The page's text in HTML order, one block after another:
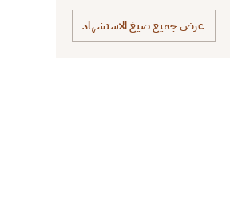
عرض جميع صيغ الاستشهاد